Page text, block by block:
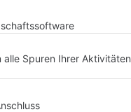
Spuren Ihrer Aktivitäten